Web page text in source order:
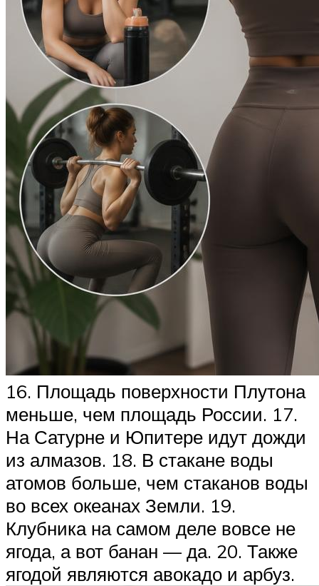
16. Площадь поверхности Плутона
меньше, чем площадь России. 17.
На Сатурне и Юпитере идут дожди
из алмазов. 18. В стакане воды
атомов больше, чем стаканов воды
во всех океанах Земли. 19.
Клубника на самом деле вовсе не
ягода, а вот банан — да. 20. Также
ягодой являются авокадо и арбуз.